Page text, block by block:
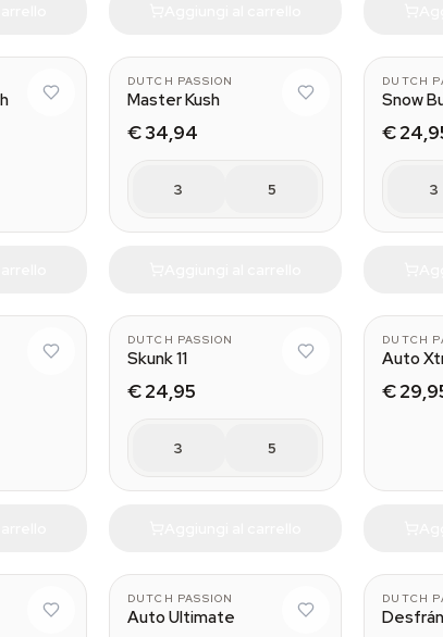
DUTCH PASSION
Master Kush
€ 34,94
3 5
DUTCH
Snow
€
3
DUTCH PASSION
Skunk 11
€ 24,95
3 5
DUTCH
Auto
€
DUTCH PASSION
Auto Ultimate
DUTCH
Desfrán